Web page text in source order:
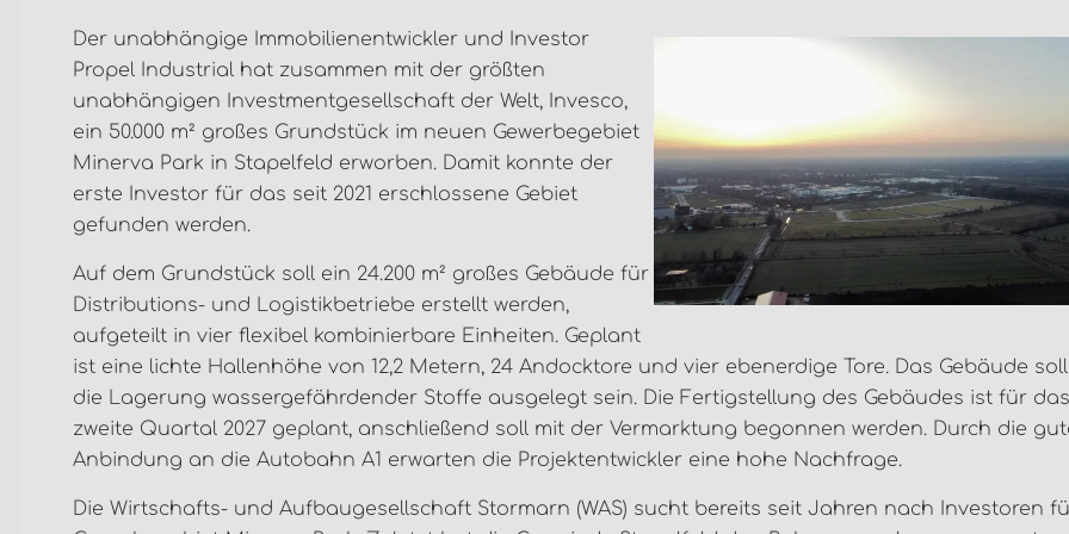
Der unabhängige Immobilienentwickler und Investor
Propel Industrial hat zusammen mit der größten
unabhängigen Investmentgesellschaft der Welt, Invesco,
ein 50.000 m² großes Grundstück im neuen Gewerbegebiet
Minerva Park in Stapelfeld erworben. Damit konnte der
erste Investor für das seit 2021 erschlossene Gebiet
gefunden werden.
Auf dem Grundstück soll ein 24.200 m² großes Gebäude für
Distributions- und Logistikbetriebe erstellt werden,
aufgeteilt in vier flexibel kombinierbare Einheiten. Geplant
ist eine lichte Hallenhöhe von 12,2 Metern, 24 Andocktore und vier ebenerdige Tore. Das Gebäude
die Lagerung wassergefährdender Stoffe ausgelegt sein. Die Fertigstellung des Gebäudes ist für das
zweite Quartal 2027 geplant, anschließend soll mit der Vermarktung begonnen werden. Durch die
Anbindung an die Autobahn A1 erwarten die Projektentwickler eine hohe Nachfrage.
Die Wirtschafts- und Aufbaugesellschaft Stormarn (WAS) sucht bereits seit Jahren nach Investoren